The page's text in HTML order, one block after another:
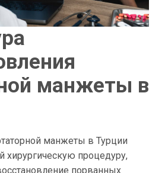
манжеты в
манжеты в Турции
хирургическую процедуру,
порванных